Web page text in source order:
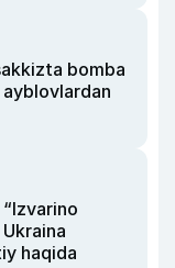
bomba
ayblovlardan
haqida